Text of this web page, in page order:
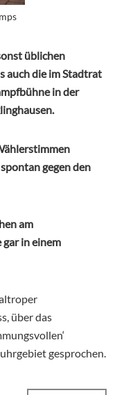
üblichen
auch die im Stadtrat
in der
gegen den
am
gar in einem
über das
gesprochen.